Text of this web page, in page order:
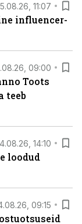
11:07
influencer-
09:00
Toots
teeb
14:10
loodud
09:15